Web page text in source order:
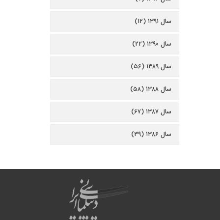
سال ۱۳۹۱ (۱۲)
سال ۱۳۹۰ (۲۲)
سال ۱۳۸۹ (۵۶)
سال ۱۳۸۸ (۵۸)
سال ۱۳۸۷ (۶۷)
سال ۱۳۸۶ (۳۹)